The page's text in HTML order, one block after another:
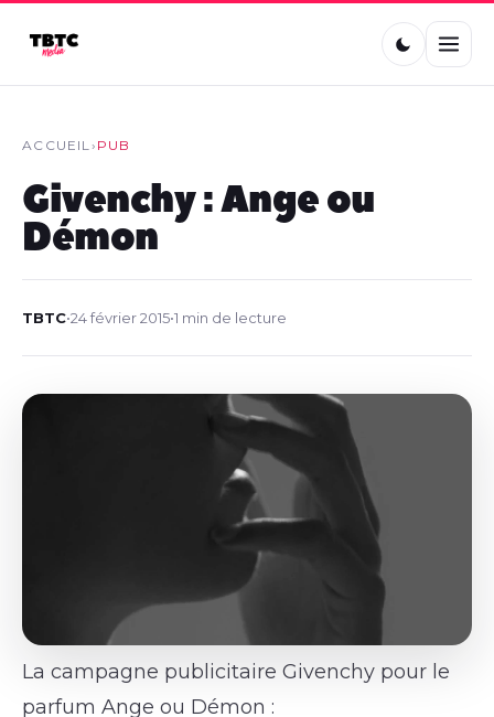
ACCUEIL› PUB
Givenchy : Ange ou
Démon
TBTC•24 février 2015•1 min de lecture
La campagne publicitaire Givenchy pour le
parfum Ange ou Démon :